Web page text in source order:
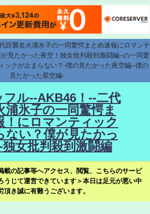
目襲名火浦氷子の一同驚愕まとめ速報にロマンテ
見たかった夜空！独女批判殺到激闘編--の一同驚
ックが止まらない？-僕の見たかった夜空編--僕の
見たかった星空編-
フル--AKB46！--二代
浦氷子の一同驚愕ま
！にロマンティック
ない？僕が見たかっ
独女批判殺到激闘編
載の記事等へアクセス、閲覧、こちらのサービ
うじて運営できています＞本日は足元が悪い中
頂き誠に有難うございます。